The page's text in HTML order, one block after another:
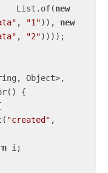
				List.of(
new
, "1")), new
, "2"))));
{
"created" ,
i;